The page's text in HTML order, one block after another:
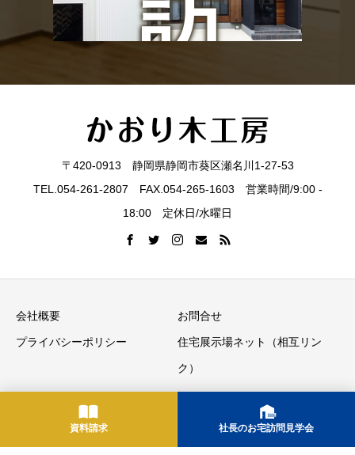
ト
訪
問
見
学
会
〒420-0913 静岡県静岡市葵区瀬名川1-27-53
TEL.054-261-2807 FAX.054-265-1603 営業時間/9:00 -
18:00 定休日/水曜日
会社概要 お問合せ
プライバシーポリシー 住宅展示場ネット（相互リン
ク）
Copyright © 静岡市で注文住宅を建てる工務店ならかおり木工房 All Rights
資料請求 社長のお宅訪問見学会